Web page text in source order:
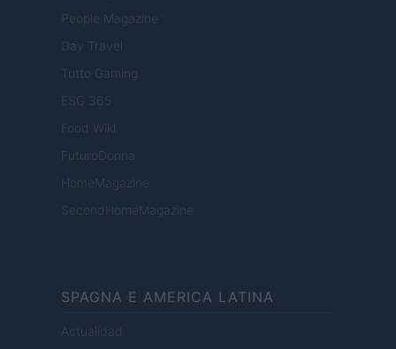
People Magazine
Day Travel
Tutto Gaming
ESG 365
Food Wiki
FuturoDonna
HomeMagazine
SecondHomeMagazine
SPAGNA E AMERICA LATINA
Actualidad